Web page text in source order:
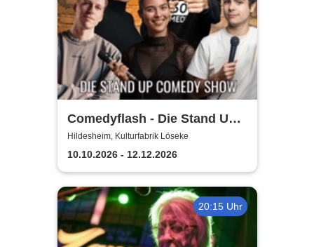
Comedyflash - Die Stand Up
Comedy Show in Hildesheim
Hildesheim, Kulturfabrik Löseke
10.10.2026 - 12.12.2026
20:15 Uhr